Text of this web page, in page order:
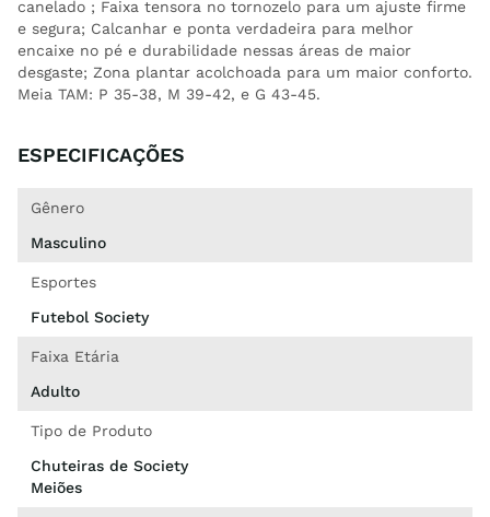
canelado ; Faixa tensora no tornozelo para um ajuste firme
e segura; Calcanhar e ponta verdadeira para melhor
encaixe no pé e durabilidade nessas áreas de maior
desgaste; Zona plantar acolchoada para um maior conforto.
Meia TAM: P 35-38, M 39-42, e G 43-45.
ESPECIFICAÇÕES
Gênero
Masculino
Esportes
Futebol Society
Faixa Etária
Adulto
Tipo de Produto
Chuteiras de Society
Meiões